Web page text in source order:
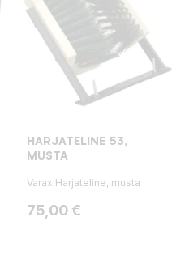
HARJATELINE 53,
MUSTA
Varax Harjateline, musta
Hinta
75,00 €